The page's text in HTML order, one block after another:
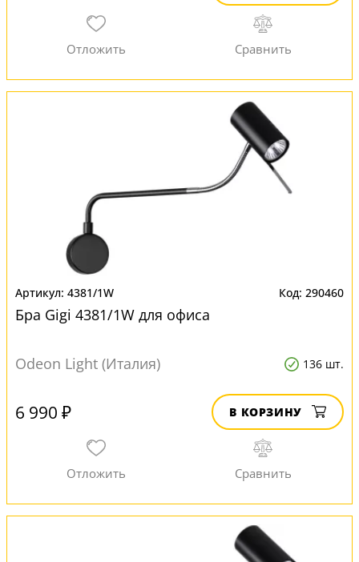
4381/1W 290460
Бра Gigi 4381/1W для офиса
Odeon Light (Италия) 136 шт.
6 990 ₽ В КОРЗИНУ